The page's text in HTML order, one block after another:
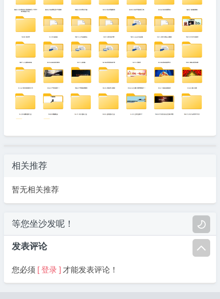


相关推荐
暂无相关推荐
等您坐沙发呢！
发表评论
您必须 [ 登录 ] 才能发表评论！